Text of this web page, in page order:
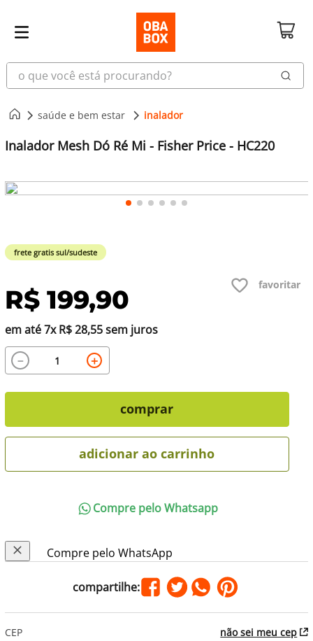
o que você está procurando?
saúde e bem estar inalador
Inalador Mesh Dó Ré Mi - Fisher Price - HC220
frete gratis sul/sudeste
R$ 199,90
em até7xR$28,55sem juros
＋
－
comprar
adicionar ao carrinho
Compre pelo Whatsapp
Compre pelo WhatsApp
CEP não sei meu cep